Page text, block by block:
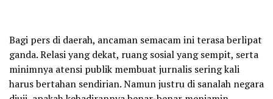
Bagi pers di daerah, ancaman semacam ini terasa berlipat
ganda. Relasi yang dekat, ruang sosial yang sempit, serta
minimnya atensi publik membuat jurnalis sering kali
harus bertahan sendirian. Namun justru di sanalah negara